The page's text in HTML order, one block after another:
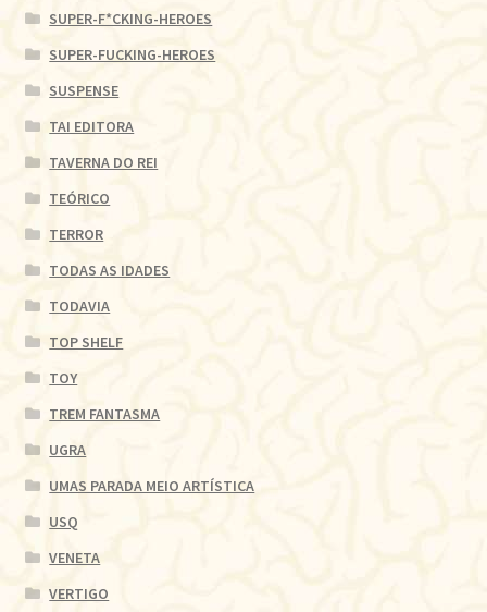
SUPER-F*CKING-HEROES
SUPER-FUCKING-HEROES
SUSPENSE
TAI EDITORA
TAVERNA DO REI
TEÓRICO
TERROR
TODAS AS IDADES
TODAVIA
TOP SHELF
TOY
TREM FANTASMA
UGRA
UMAS PARADA MEIO ARTÍSTICA
USQ
VENETA
VERTIGO